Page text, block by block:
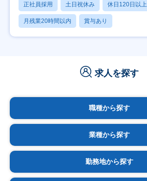
正社員採用 土日祝休み 休日120日以上
月残業20時間以内 賞与あり
求人を探す
職種から探す
業種から探す
勤務地から探す